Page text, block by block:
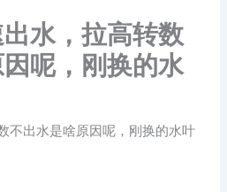
水，拉高转数
呢，刚换的水
不出水是啥原因呢，刚换的水叶